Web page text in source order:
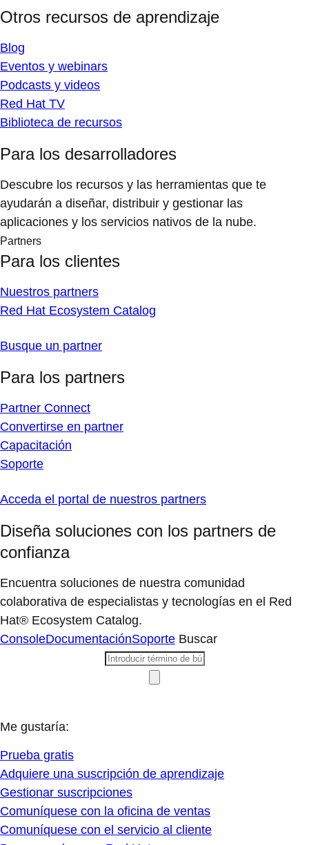
Otros recursos de aprendizaje
Blog
Eventos y webinars
Podcasts y videos
Red Hat TV
Biblioteca de recursos
Para los desarrolladores
Descubre los recursos y las herramientas que te
ayudarán a diseñar, distribuir y gestionar las
aplicaciones y los servicios nativos de la nube.
Partners
Para los clientes
Nuestros partners
Red Hat Ecosystem Catalog
Busque un partner
Para los partners
Partner Connect
Convertirse en partner
Capacitación
Soporte
Acceda el portal de nuestros partners
Diseña soluciones con los partners de
confianza
Encuentra soluciones de nuestra comunidad
colaborativa de especialistas y tecnologías en el Red
Hat® Ecosystem Catalog.
ConsoleDocumentaciónSoporte Buscar
Me gustaría:
Prueba gratis
Adquiere una suscripción de aprendizaje
Gestionar suscripciones
Comuníquese con la oficina de ventas
Comuníquese con el servicio al cliente